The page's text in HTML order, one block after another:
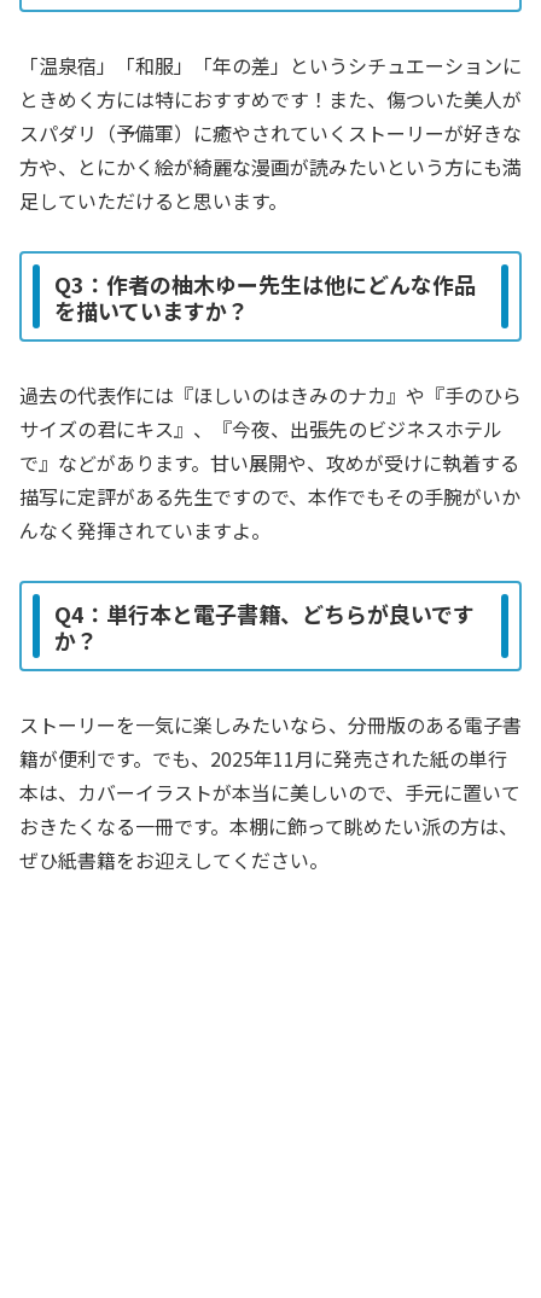
「温泉宿」「和服」「年の差」というシチュエーションに
ときめく方には特におすすめです！また、傷ついた美人が
スパダリ（予備軍）に癒やされていくストーリーが好きな
方や、とにかく絵が綺麗な漫画が読みたいという方にも満
足していただけると思います。
Q3：作者の柚木ゆー先生は他にどんな作品
を描いていますか？
過去の代表作には『ほしいのはきみのナカ』や『手のひら
サイズの君にキス』、『今夜、出張先のビジネスホテル
で』などがあります。甘い展開や、攻めが受けに執着する
描写に定評がある先生ですので、本作でもその手腕がいか
んなく発揮されていますよ。
Q4：単行本と電子書籍、どちらが良いです
か？
ストーリーを一気に楽しみたいなら、分冊版のある電子書
籍が便利です。でも、2025年11月に発売された紙の単行
本は、カバーイラストが本当に美しいので、手元に置いて
おきたくなる一冊です。本棚に飾って眺めたい派の方は、
ぜひ紙書籍をお迎えしてください。